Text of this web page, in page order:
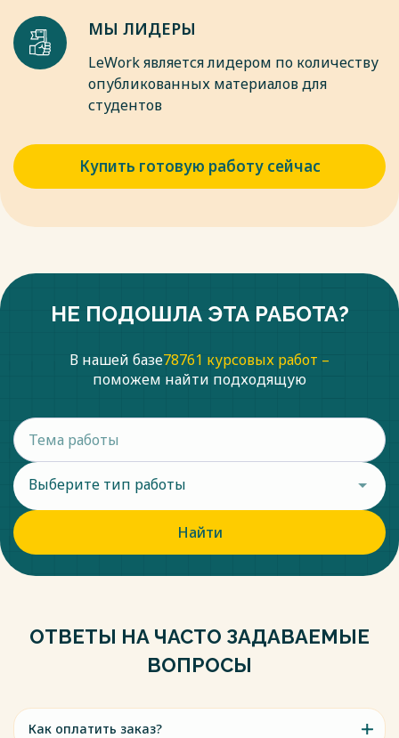
13. Камысовская С. В. Бухгалтерская финансовая
отчетность: формирование и анализ показателей : учебное
пособие / С.В. Камысовская, Т.В. Захарова. – М.: ИНФРА-М,
2022. – 432 с.
14. Климович В. П. Финансы, денежное обращение и кредит:
учеб. / В. П. Климович. – 3-е изд., перераб. и доп. – М.: ИД
Весь текст будет доступенпосле покупки
МЫ ЛИДЕРЫ
LeWork является лидером по количеству
опубликованных материалов для
студентов
Купить готовую работу сейчас
НЕ ПОДОШЛА ЭТА РАБОТА?
В нашей базе78761 курсовых работ –
поможем найти подходящую
Выберите тип работы
Найти
ОТВЕТЫ НА ЧАСТО ЗАДАВАЕМЫЕ
ВОПРОСЫ
Как оплатить заказ?